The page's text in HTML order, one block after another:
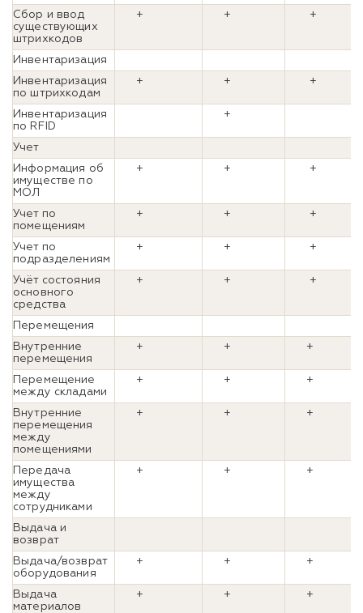
Сбор и ввод
существующих
штрихкодов
+ + +
Инвентаризация
Инвентаризация
по штрихкодам
+ + +
Инвентаризация
по RFID
+
Учет
Информация об
имуществе по
МОЛ
+ + +
Учет по
помещениям
+ + +
Учет по
подразделениям
+ + +
Учёт состояния
основного
средства
+ + +
Перемещения
Внутренние
перемещения
+ + +
Перемещение
между складами
+ + +
Внутренние
перемещения
между
помещениями
+ + +
Передача
имущества
между
сотрудниками
+ + +
Выдача и
возврат
Выдача/возврат
оборудования
+ + +
Выдача
материалов
+ + +